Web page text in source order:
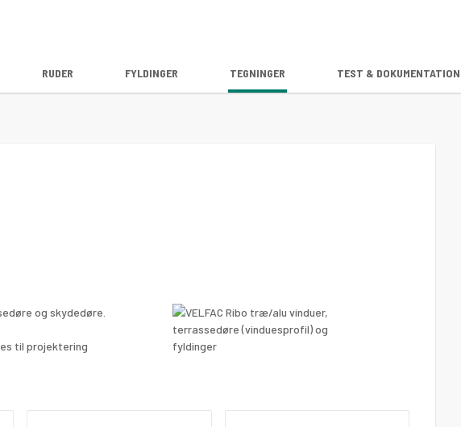
RUDER FYLDINGER TEGNINGER TEST & DOKUMENTATION
og skydedøre.
til projektering